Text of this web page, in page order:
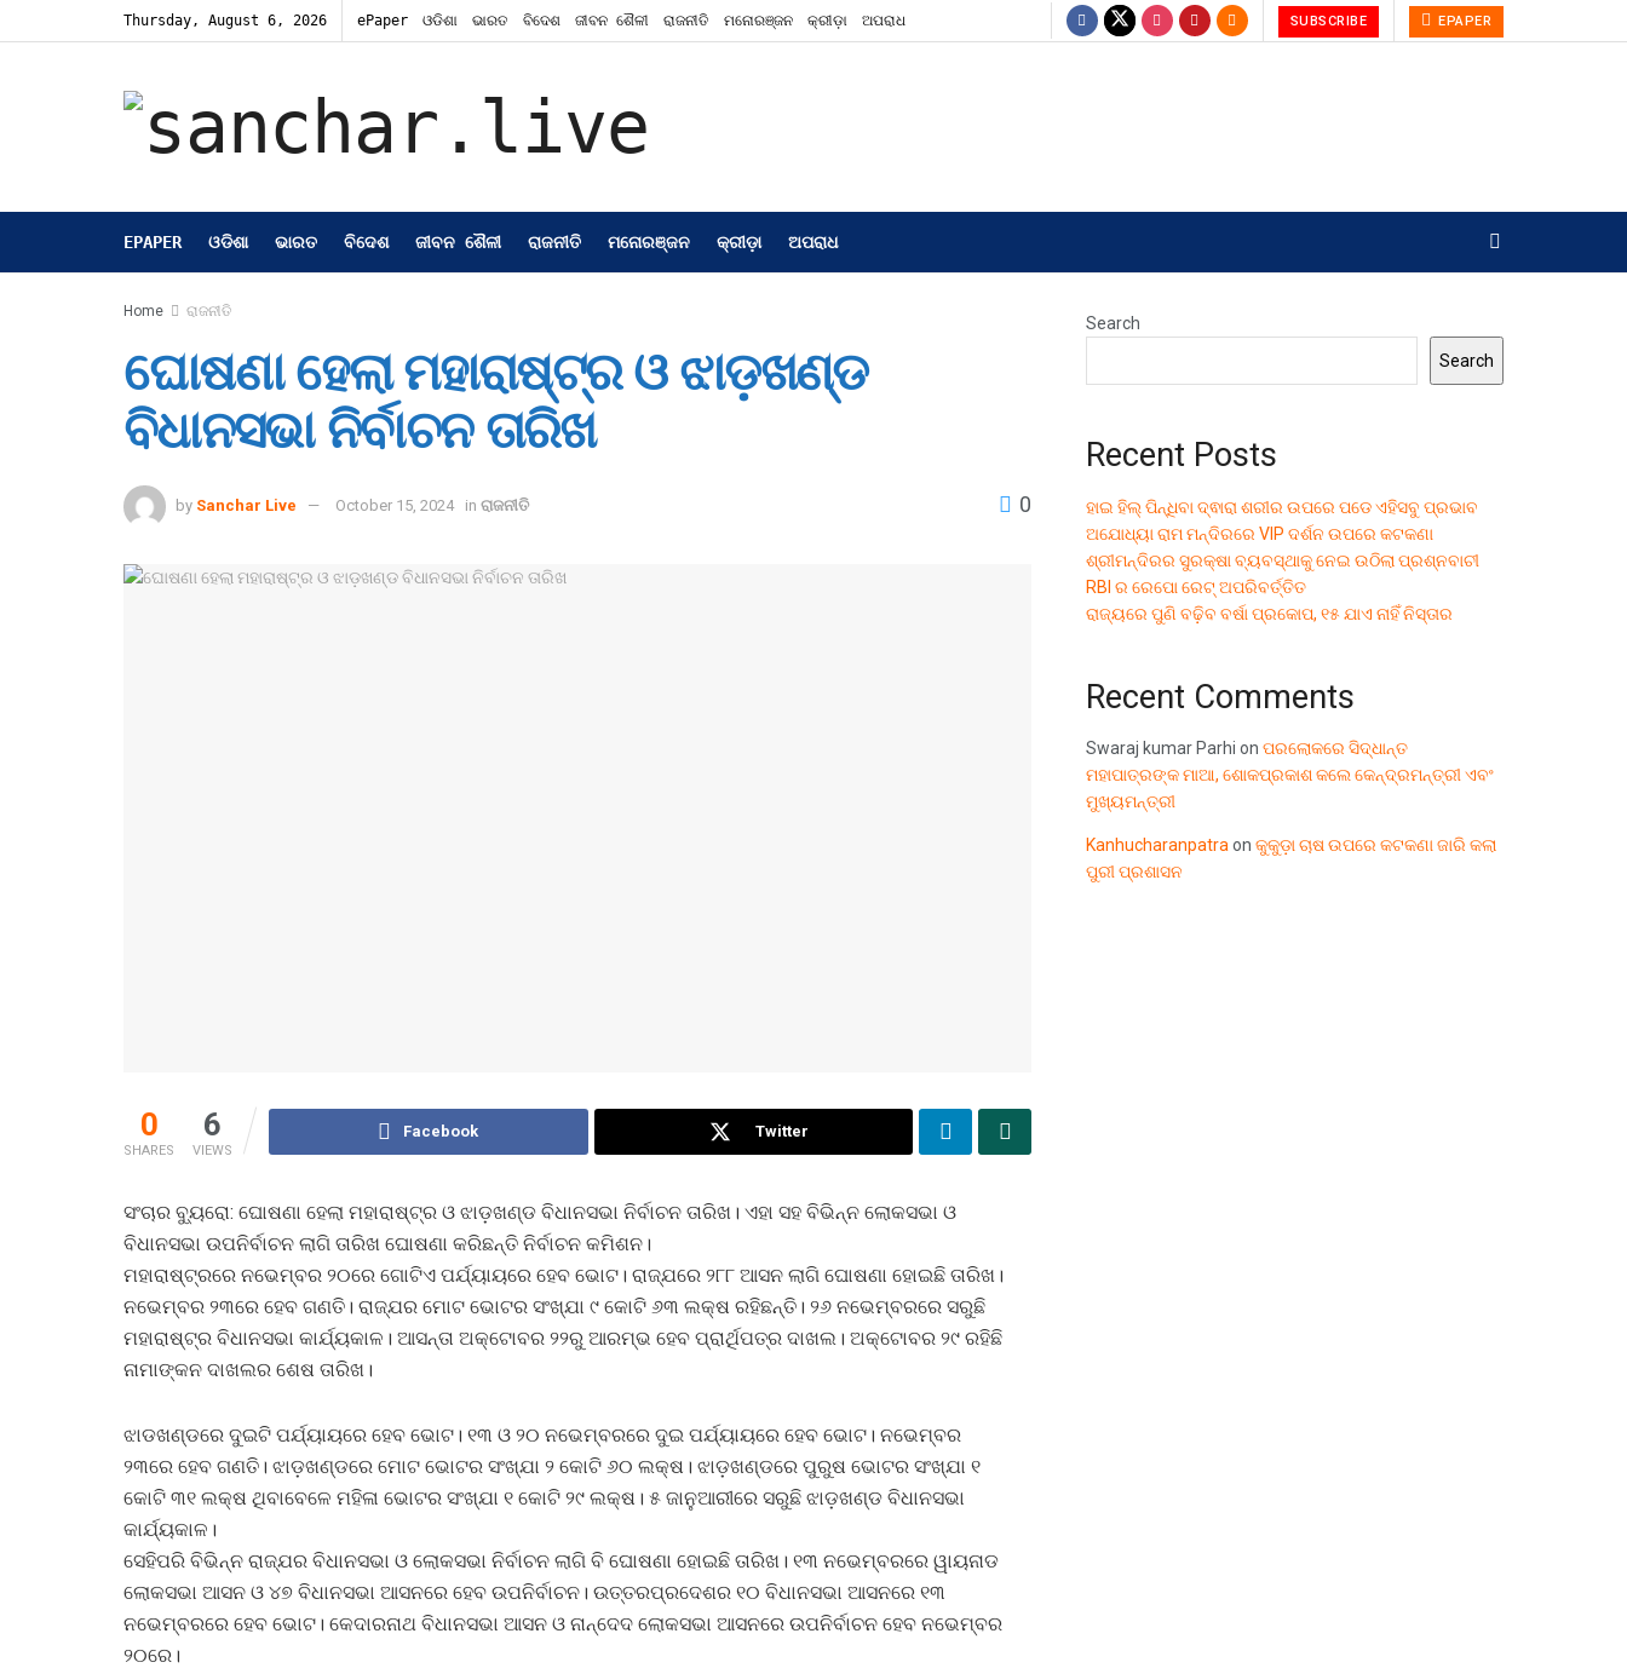
Thursday, August 6, 2026 ePaper ଓଡିଶା ଭାରତ ବିଦେଶ ଜୀବନ ଶୈଳୀ ରାଜନୀତି ମନୋରଞ୍ଜନ କ୍ରୀଡ଼ା ଅପରାଧ SUBSCRIBE EPAPER
EPAPER ଓଡିଶା ଭାରତ ବିଦେଶ ଜୀବନ ଶୈଳୀ ରାଜନୀତି ମନୋରଞ୍ଜନ କ୍ରୀଡ଼ା ଅପରାଧ
Home ରାଜନୀତି
ଘୋଷଣା ହେଲା ମହାରାଷ୍ଟ୍ର ଓ ଝାଡ଼ଖଣ୍ଡ
ବିଧାନସଭା ନିର୍ବାଚନ ତାରିଖ
by Sanchar Live October 15, 2024 in ରାଜନୀତି 0
0
SHARES
6
VIEWS
Facebook Twitter
ସଂଚାର ବ୍ୟୁରୋ: ଘୋଷଣା ହେଲା ମହାରାଷ୍ଟ୍ର ଓ ଝାଡ଼ଖଣ୍ଡ ବିଧାନସଭା ନିର୍ବାଚନ ତାରିଖ। ଏହା ସହ ବିଭିନ୍ନ ଲୋକସଭା ଓ
ବିଧାନସଭା ଉପନିର୍ବାଚନ ଲାଗି ତାରିଖ ଘୋଷଣା କରିଛନ୍ତି ନିର୍ବାଚନ କମିଶନ।
ମହାରାଷ୍ଟ୍ରରେ ନଭେମ୍ବର ୨୦ରେ ଗୋଟିଏ ପର୍ଯ୍ୟାୟରେ ହେବ ଭୋଟ। ରାଜ୍ଯରେ ୨୮୮ ଆସନ ଲାଗି ଘୋଷଣା ହୋଇଛି ତାରିଖ।
ନଭେମ୍ବର ୨୩ରେ ହେବ ଗଣତି। ରାଜ୍ଯର ମୋଟ ଭୋଟର ସଂଖ୍ଯା ୯ କୋଟି ୬୩ ଲକ୍ଷ ରହିଛନ୍ତି। ୨୬ ନଭେମ୍ବରରେ ସରୁଛି
ମହାରାଷ୍ଟ୍ର ବିଧାନସଭା କାର୍ଯ୍ୟକାଳ। ଆସନ୍ତା ଅକ୍ଟୋବର ୨୨ରୁ ଆରମ୍ଭ ହେବ ପ୍ରାର୍ଥିପତ୍ର ଦାଖଲ। ଅକ୍ଟୋବର ୨୯ ରହିଛି
ନାମାଙ୍କନ ଦାଖଲର ଶେଷ ତାରିଖ।
ଝାଡଖଣ୍ଡରେ ଦୁଇଟି ପର୍ଯ୍ୟାୟରେ ହେବ ଭୋଟ। ୧୩ ଓ ୨୦ ନଭେମ୍ବରରେ ଦୁଇ ପର୍ଯ୍ୟାୟରେ ହେବ ଭୋଟ। ନଭେମ୍ବର
୨୩ରେ ହେବ ଗଣତି। ଝାଡ଼ଖଣ୍ଡରେ ମୋଟ ଭୋଟର ସଂଖ୍ଯା ୨ କୋଟି ୬୦ ଲକ୍ଷ। ଝାଡ଼ଖଣ୍ଡରେ ପୁରୁଷ ଭୋଟର ସଂଖ୍ଯା ୧
କୋଟି ୩୧ ଲକ୍ଷ ଥିବାବେଳେ ମହିଳା ଭୋଟର ସଂଖ୍ଯା ୧ କୋଟି ୨୯ ଲକ୍ଷ। ୫ ଜାନୁଆରୀରେ ସରୁଛି ଝାଡ଼ଖଣ୍ଡ ବିଧାନସଭା
କାର୍ଯ୍ୟକାଳ।
ସେହିପରି ବିଭିନ୍ନ ରାଜ୍ଯର ବିଧାନସଭା ଓ ଲୋକସଭା ନିର୍ବାଚନ ଲାଗି ବି ଘୋଷଣା ହୋଇଛି ତାରିଖ। ୧୩ ନଭେମ୍ବରରେ ୱାୟନାଡ
ଲୋକସଭା ଆସନ ଓ ୪୭ ବିଧାନସଭା ଆସନରେ ହେବ ଉପନିର୍ବାଚନ। ଉତ୍ତରପ୍ରଦେଶର ୧୦ ବିଧାନସଭା ଆସନରେ ୧୩
ନଭେମ୍ବରରେ ହେବ ଭୋଟ। କେଦାରନାଥ ବିଧାନସଭା ଆସନ ଓ ନାନ୍ଦେଦ ଲୋକସଭା ଆସନରେ ଉପନିର୍ବାଚନ ହେବ ନଭେମ୍ବର
୨୦ରେ।
Search
Search
Recent Posts
ହାଇ ହିଲ୍ ପିନ୍ଧିବା ଦ୍ଵାରା ଶରୀର ଉପରେ ପଡେ ଏହିସବୁ ପ୍ରଭାବ
ଅଯୋଧ୍ୟା ରାମ ମନ୍ଦିରରେ VIP ଦର୍ଶନ ଉପରେ କଟକଣା
ଶ୍ରୀମନ୍ଦିରର ସୁରକ୍ଷା ବ୍ୟବସ୍ଥାକୁ ନେଇ ଉଠିଲା ପ୍ରଶ୍ନବାଚୀ
RBI ର ରେପୋ ରେଟ୍ ଅପରିବର୍ତ୍ତିତ
ରାଜ୍ୟରେ ପୁଣି ବଢ଼ିବ ବର୍ଷା ପ୍ରକୋପ, ୧୫ ଯାଏ ନାହିଁ ନିସ୍ତାର
Recent Comments
Swaraj kumar Parhi on ପରଲୋକରେ ସିଦ୍ଧାନ୍ତ
ମହାପାତ୍ରଙ୍କ ମାଆ, ଶୋକପ୍ରକାଶ କଲେ କେନ୍ଦ୍ରମନ୍ତ୍ରୀ ଏବଂ
ମୁଖ୍ୟମନ୍ତ୍ରୀ
Kanhucharanpatraon କୁକୁଡ଼ା ଚାଷ ଉପରେ କଟକଣା ଜାରି କଲା
ପୁରୀ ପ୍ରଶାସନ